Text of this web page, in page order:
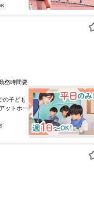
務時間要
の子ども
ットホー